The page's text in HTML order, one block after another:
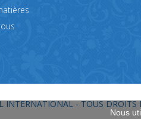
Nous
INTERNATIONAL - TOUS DROITS